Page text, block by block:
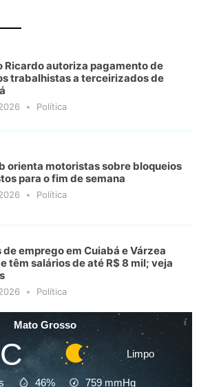
Ricardo autoriza pagamento de
trabalhistas a terceirizados de
Política
orienta motoristas sobre bloqueios
para o fim de semana
Política
de emprego em Cuiabá e Várzea
têm salários de até R$ 8 mil; veja
Política
Mato Grosso
Limpo
46% 759 mmHg